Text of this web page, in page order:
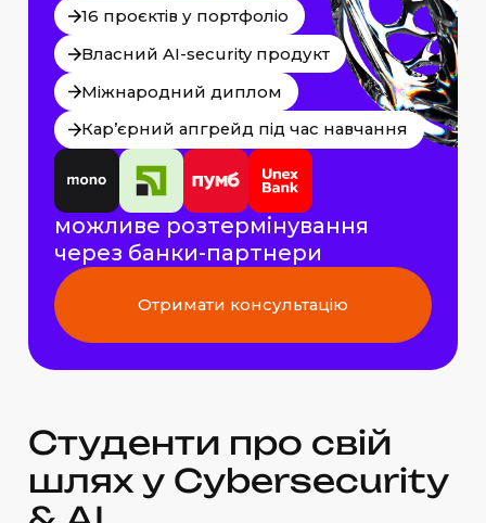
16 проєктів у портфоліо
Власний AI-security продукт
Міжнародний диплом
Кар’єрний апгрейд під час навчання
можливе розтермінування
через банки-партнери
Отримати консультацію
Студенти про свій
шлях у Cybersecurity